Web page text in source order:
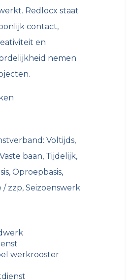
Redlocx staat
contact,
en
nemen
Voltijds,
baan, Tijdelijk,
Oproepbasis,
/ zzp, Seizoenswerk
werkrooster